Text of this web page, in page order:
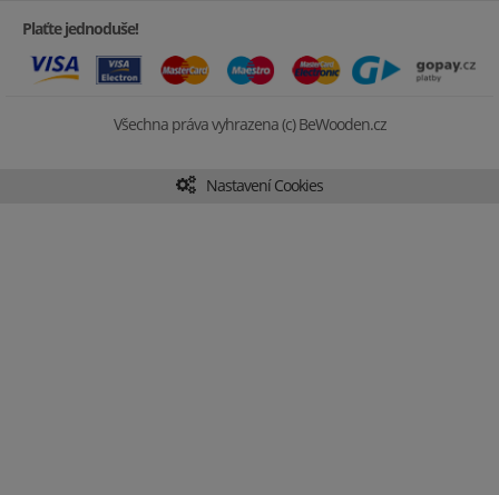
Plaťte jednoduše!
Všechna práva vyhrazena (c) BeWooden.cz
Nastavení Cookies